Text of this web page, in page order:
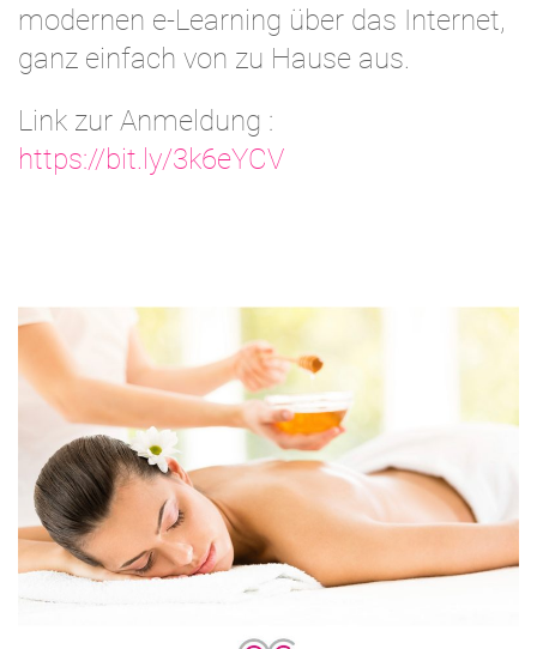
modernen e-Learning über das Internet,
ganz einfach von zu Hause aus.
Link zur Anmeldung :
https://bit.ly/3k6eYCV